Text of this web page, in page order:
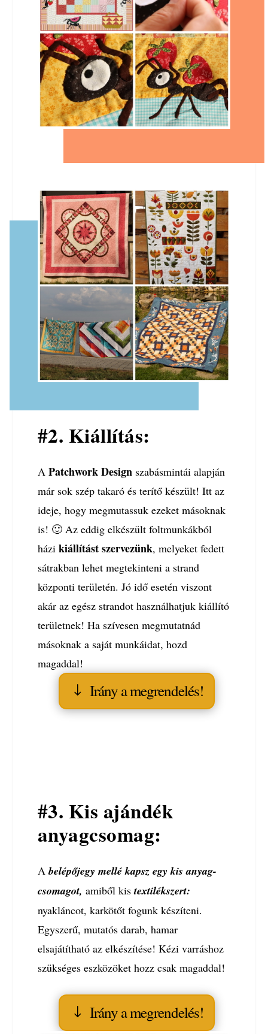
#2. Kiállítás:
A Patchwork Designszabásmintái alapján
már sok szép takaró és terítő készült! Itt az
ideje, hogy megmutassuk ezeket másoknak
is! 🙂 Az eddig elkészült foltmunkákból
házi kiállítást szervezünk, melyeket fedett
sátrakban lehet megtekinteni a strand
központi területén. Jó idő esetén viszont
akár az egész strandot használhatjuk kiállító
területnek! Ha szívesen megmutatnád
másoknak a saját munkáidat, hozd
magaddal!
Irány a megrendelés!
#3. Kis ajándék
anyagcsomag:
Abelépőjegy mellé kapsz egy kis anyag-
csomagot, amiből kistextilékszert:
nyakláncot, karkötőt fogunk készíteni.
Egyszerű, mutatós darab, hamar
elsajátítható az elkészítése! Kézi varráshoz
szükséges eszközöket hozz csak magaddal!
Irány a megrendelés!